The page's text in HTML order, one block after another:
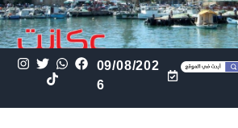
09/08/202
6